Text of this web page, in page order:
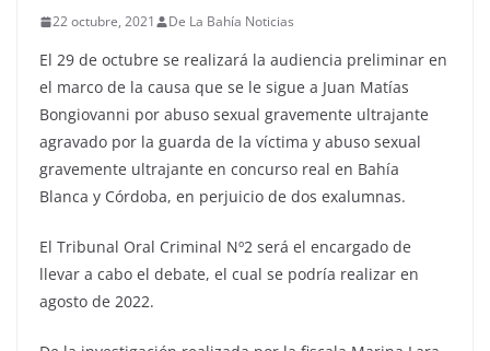
22 octubre, 2021 De La Bahía Noticias
El 29 de octubre se realizará la audiencia preliminar en
el marco de la causa que se le sigue a Juan Matías
Bongiovanni por abuso sexual gravemente ultrajante
agravado por la guarda de la víctima y abuso sexual
gravemente ultrajante en concurso real en Bahía
Blanca y Córdoba, en perjuicio de dos exalumnas.
El Tribunal Oral Criminal Nº2 será el encargado de
llevar a cabo el debate, el cual se podría realizar en
agosto de 2022.